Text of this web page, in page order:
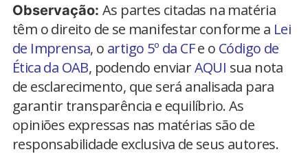
Observação: As partes citadas na matéria
têm o direito de se manifestar conforme a Lei
de Imprensa, o artigo 5º da CFe o Código de
Ética da OAB, podendo enviarAQUI sua nota
de esclarecimento, que será analisada para
garantir transparência e equilíbrio. As
opiniões expressas nas matérias são de
responsabilidade exclusiva de seus autores.